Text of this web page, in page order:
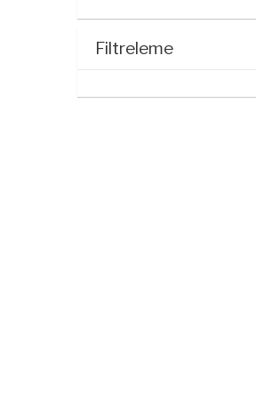
Filtreleme